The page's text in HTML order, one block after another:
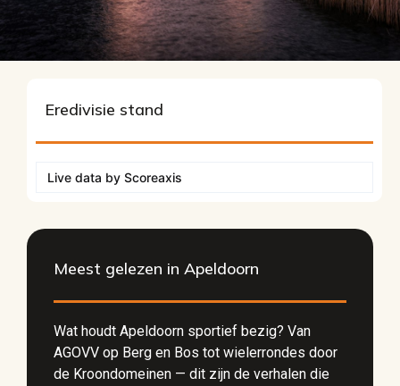
Eredivisie stand
Live data by Scoreaxis
Meest gelezen in Apeldoorn
Wat houdt Apeldoorn sportief bezig? Van
AGOVV op Berg en Bos tot wielerrondes door
de Kroondomeinen — dit zijn de verhalen die